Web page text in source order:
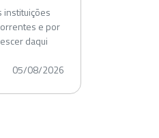
instituições
e por
daqui
05/08/2026